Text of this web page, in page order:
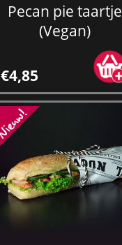
Pecan pie taartje
(Vegan)
€4,85